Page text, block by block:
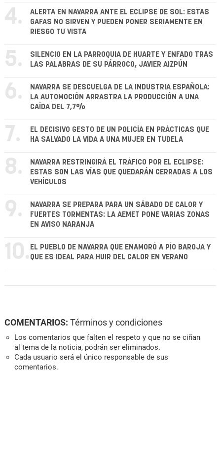
4.
ALERTA EN NAVARRA ANTE EL ECLIPSE DE SOL: ESTAS
GAFAS NO SIRVEN Y PUEDEN PONER SERIAMENTE EN
RIESGO TU VISTA
5.
SILENCIO EN LA PARROQUIA DE HUARTE Y ENFADO TRAS
LAS PALABRAS DE SU PÁRROCO, JAVIER AIZPÚN
6.
NAVARRA SE DESCUELGA DE LA INDUSTRIA ESPAÑOLA:
LA AUTOMOCIÓN ARRASTRA LA PRODUCCIÓN A UNA
CAÍDA DEL 7,7%
7.
EL DECISIVO GESTO DE UN POLICÍA EN PRÁCTICAS QUE
HA SALVADO LA VIDA A UNA MUJER EN TUDELA
8.
NAVARRA RESTRINGIRÁ EL TRÁFICO POR EL ECLIPSE:
ESTAS SON LAS VÍAS QUE QUEDARÁN CERRADAS A LOS
VEHÍCULOS
9.
NAVARRA SE PREPARA PARA UN SÁBADO DE CALOR Y
FUERTES TORMENTAS: LA AEMET PONE VARIAS ZONAS
EN AVISO NARANJA
10. EL PUEBLO DE NAVARRA QUE ENAMORÓ A PÍO BAROJA Y
QUE ES IDEAL PARA HUIR DEL CALOR EN VERANO
COMENTARIOS: Términos y condiciones
Los comentarios que falten el respeto y que no se ciñan
al tema de la noticia, podrán ser eliminados.
Cada usuario será el único responsable de sus
comentarios.